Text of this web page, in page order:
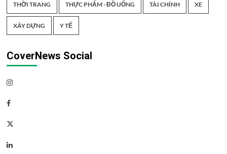
THỜI TRANG THỰC PHẨM - ĐỒ UỐNG TÀI CHÍNH XE
XÂY DỰNG Y TẾ
CoverNews Social
Instagram
Facebook
Twitter
Linkedin